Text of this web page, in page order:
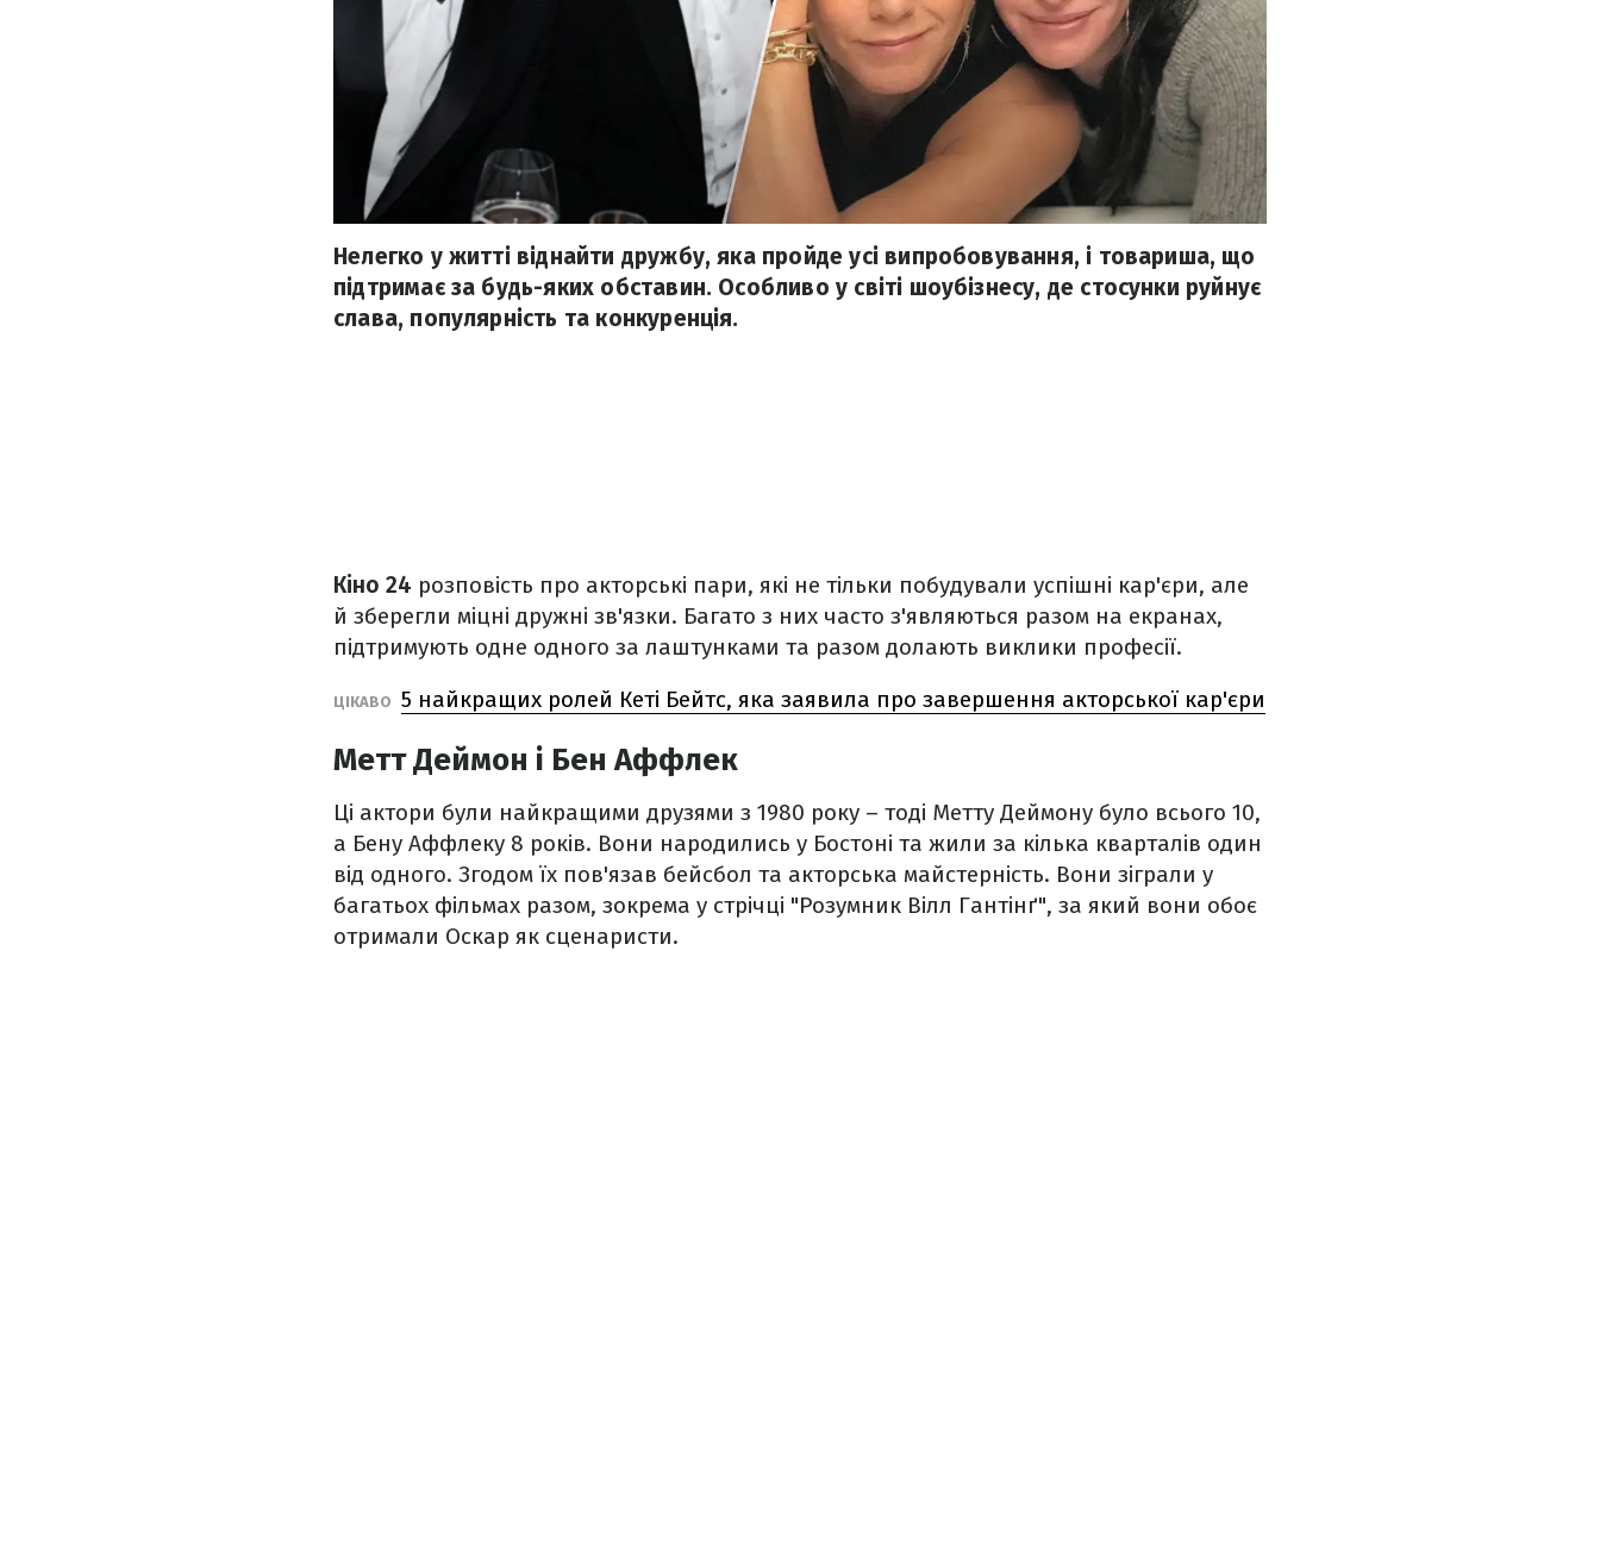
Нелегко у житті віднайти дружбу, яка пройде усі випробовування, і товариша, що
підтримає за будь-яких обставин. Особливо у світі шоубізнесу, де стосунки руйнує
слава, популярність та конкуренція.
Кіно 24 розповість про акторські пари, які не тільки побудували успішні кар'єри, але
й зберегли міцні дружні зв'язки. Багато з них часто з'являються разом на екранах,
підтримують одне одного за лаштунками та разом долають виклики професії.
ЦІКАВО 5 найкращих ролей Кеті Бейтс, яка заявила про завершення акторської кар'єри
Метт Деймон і Бен Аффлек
Ці актори були найкращими друзями з 1980 року – тоді Метту Деймону було всього 10,
а Бену Аффлеку 8 років. Вони народились у Бостоні та жили за кілька кварталів один
від одного. Згодом їх пов'язав бейсбол та акторська майстерність. Вони зіграли у
багатьох фільмах разом, зокрема у стрічці "Розумник Вілл Гантінґ", за який вони обоє
отримали Оскар як сценаристи.